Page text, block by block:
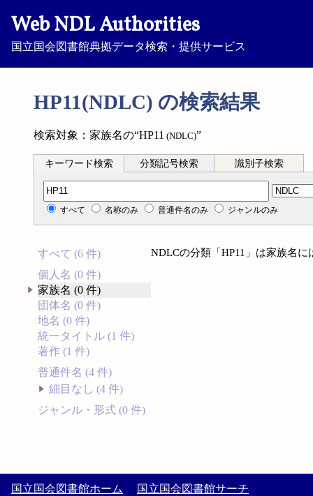
Web NDL Authorities
国立国会図書館典拠データ検索・提供サービス
HP11(NDLC) の検索結果
検索対象：家族名の“HP11 (NDLC)”
キーワード検索 分類記号検索 識別子検索
分類記号検索
すべて 名称のみ 普通件名のみ ジャンルのみ
すべて (6 件)
個人名 (0 件)
家族名 (0 件)
団体名 (0 件)
地名 (0 件)
統一タイトル (1 件)
著作 (1 件)
普通件名 (4 件)
細目なし (4 件)
ジャンル・形式 (0 件)
NDLCの分類「HP11」は家族名
国立国会図書館ホーム 国立国会図書館サーチ